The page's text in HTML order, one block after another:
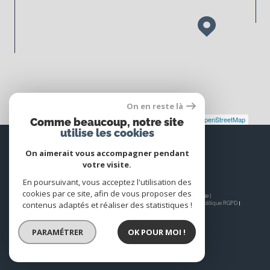
Leaflet|©JawgMaps © OpenStreetMap
Espace
PROPRIÉTAIRE
Se connecter
© 2026 | Tous droits réservés | Traduction powered by Google |
Nos honoraires
Plan du site Mentions légales Admin Nos liens
Politique RGPD
On en reste là
Comme beaucoup, notre site
utilise les cookies
On aimerait vous accompagner pendant
votre visite.
En poursuivant, vous acceptez l'utilisation des
cookies par ce site, afin de vous proposer des
contenus adaptés et réaliser des statistiques !
PARAMÉTRER OK POUR MOI !